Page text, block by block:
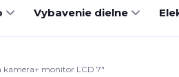
Vybavenie dielne
kamera+ monitor LCD 7"